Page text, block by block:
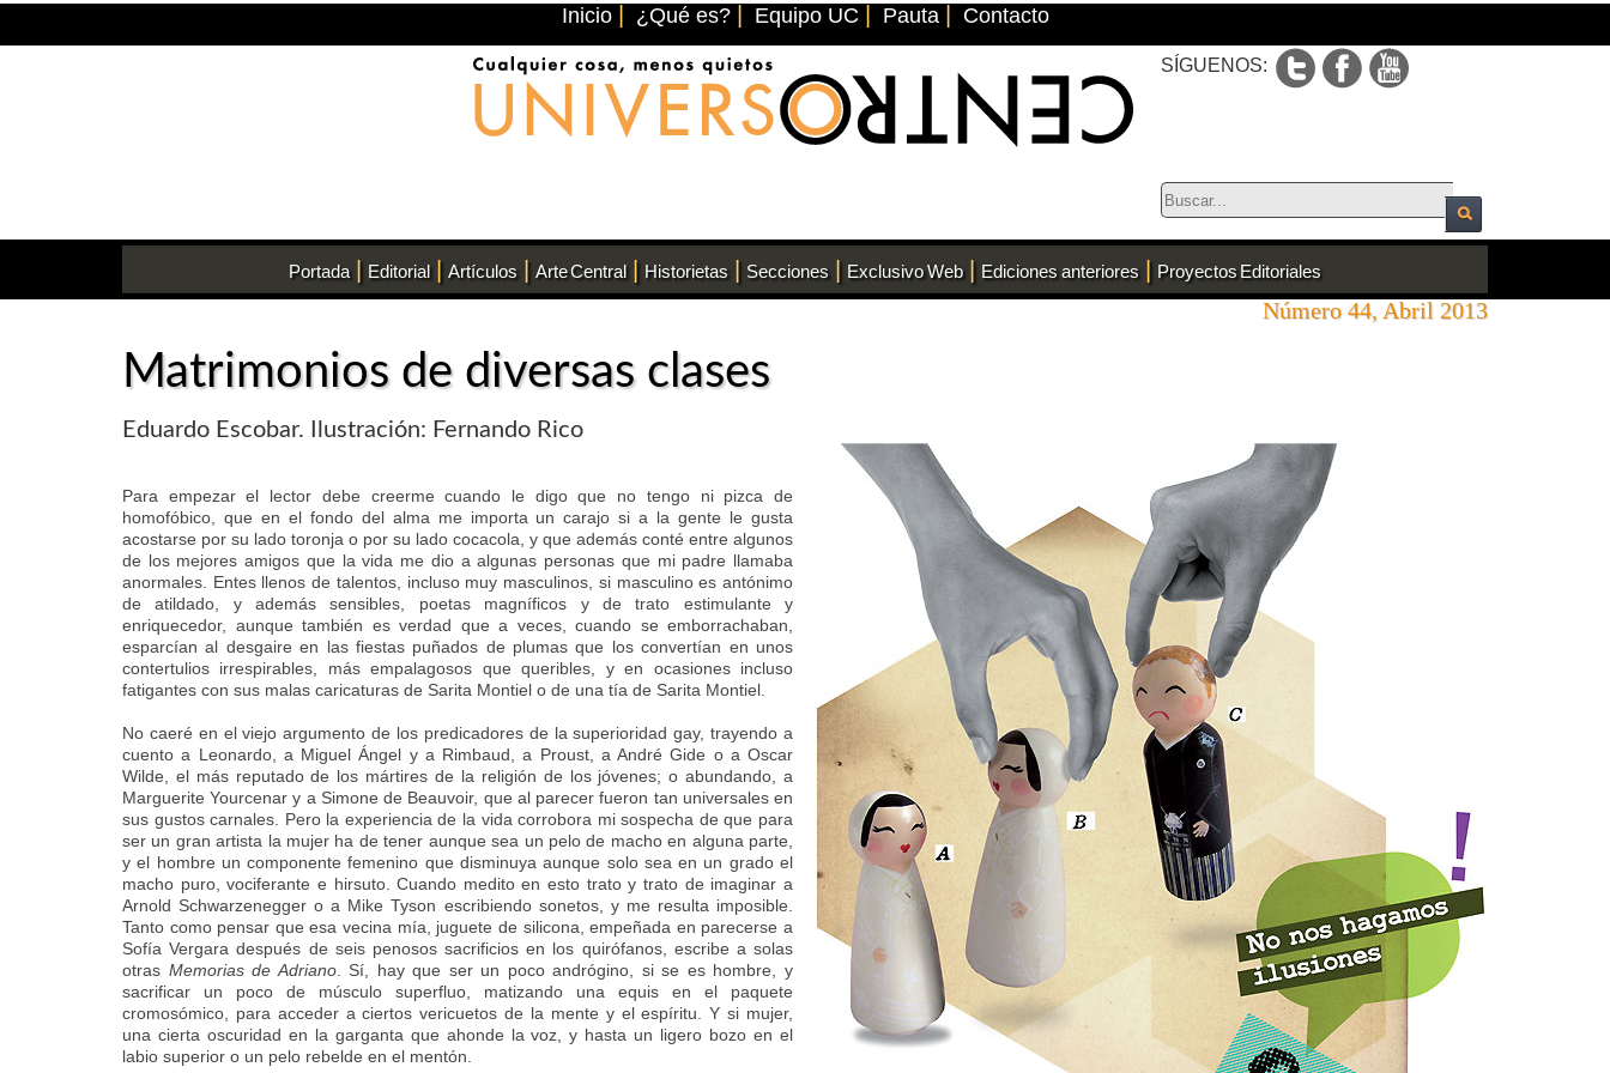
Inicio ¿Qué es? Equipo UC Pauta Contacto
SÍGUENOS:
Portada | Editorial | Artículos | Arte Central | Historietas | Secciones | Exclusivo Web | Ediciones anteriores | Proyectos Editoriales
Número 44, Abril 2013
Matrimonios de diversas clases
Eduardo Escobar. Ilustración: Fernando Rico
Para empezar el lector debe creerme cuando le digo que no tengo ni pizca de
homofóbico, que en el fondo del alma me importa un carajo si a la gente le gusta
acostarse por su lado toronja o por su lado cocacola, y que además conté entre algunos
de los mejores amigos que la vida me dio a algunas personas que mi padre llamaba
anormales. Entes llenos de talentos, incluso muy masculinos, si masculino es antónimo
de atildado, y además sensibles, poetas magníficos y de trato estimulante y
enriquecedor, aunque también es verdad que a veces, cuando se emborrachaban,
esparcían al desgaire en las fiestas puñados de plumas que los convertían en unos
contertulios irrespirables, más empalagosos que queribles, y en ocasiones incluso
fatigantes con sus malas caricaturas de Sarita Montiel o de una tía de Sarita Montiel.
No caeré en el viejo argumento de los predicadores de la superioridad gay, trayendo a
cuento a Leonardo, a Miguel Ángel y a Rimbaud, a Proust, a André Gide o a Oscar
Wilde, el más reputado de los mártires de la religión de los jóvenes; o abundando, a
Marguerite Yourcenar y a Simone de Beauvoir, que al parecer fueron tan universales en
sus gustos carnales. Pero la experiencia de la vida corrobora mi sospecha de que para
ser un gran artista la mujer ha de tener aunque sea un pelo de macho en alguna parte,
y el hombre un componente femenino que disminuya aunque solo sea en un grado el
macho puro, vociferante e hirsuto. Cuando medito en esto trato y trato de imaginar a
Arnold Schwarzenegger o a Mike Tyson escribiendo sonetos, y me resulta imposible.
Tanto como pensar que esa vecina mía, juguete de silicona, empeñada en parecerse a
Sofía Vergara después de seis penosos sacrificios en los quirófanos, escribe a solas
otras Memorias de Adriano. Sí, hay que ser un poco andrógino, si se es hombre, y
sacrificar un poco de músculo superfluo, matizando una equis en el paquete
cromosómico, para acceder a ciertos vericuetos de la mente y el espíritu. Y si mujer,
una cierta oscuridad en la garganta que ahonde la voz, y hasta un ligero bozo en el
labio superior o un pelo rebelde en el mentón.